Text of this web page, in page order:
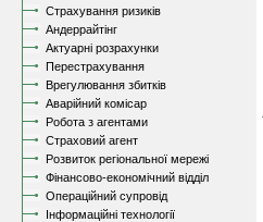
Страхування ризиків
Андеррайтінг
Актуарні розрахунки
Перестрахування
Врегулювання збитків
Аварійний комісар
Робота з агентами
Страховий агент
Розвиток регіональної мережі
Фінансово-економічний відділ
Операційний супровід
Інформаційні технології